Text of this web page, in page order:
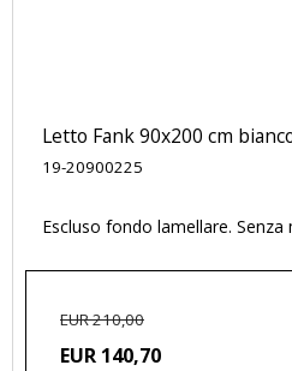
Letto Fank 90x200 cm
19-20900225
Escluso fondo lamellare.
EUR 210,00
EUR 140,70